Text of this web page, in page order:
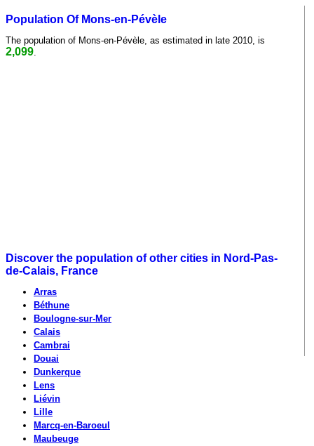
Population Of Mons-en-Pévèle
The population of Mons-en-Pévèle, as estimated in late 2010, is
2,099
Discover the population of other cities in Nord-Pas-
de-Calais, France
Arras
Béthune
Boulogne-sur-Mer
Calais
Cambrai
Douai
Dunkerque
Lens
Liévin
Lille
Marcq-en-Baroeul
Maubeuge